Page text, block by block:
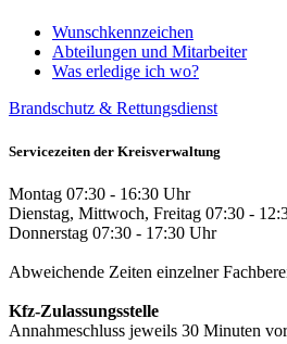
Wunschkennzeichen
Abteilungen und Mitarbeiter
Was erledige ich wo?
Brandschutz & Rettungsdienst
Servicezeiten der Kreisverwaltung
Montag 07:30 - 16:30 Uhr
Dienstag, Mittwoch, Freitag 07:30 -
Donnerstag 07:30 - 17:30 Uhr
Abweichende Zeiten einzelner
Kfz-Zulassungsstelle
Annahmeschluss jeweils 30 Minuten